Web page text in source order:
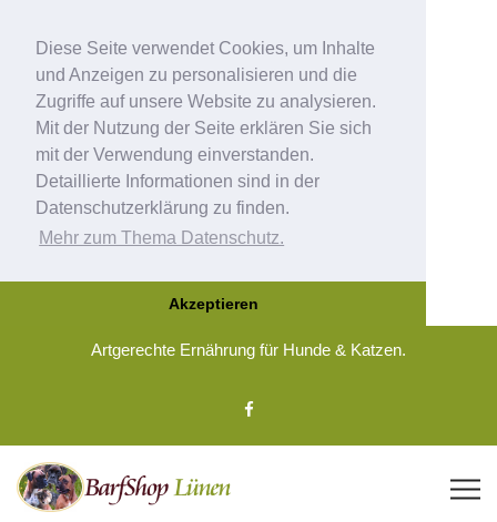
Diese Seite verwendet Cookies, um Inhalte
und Anzeigen zu personalisieren und die
Zugriffe auf unsere Website zu analysieren.
Mit der Nutzung der Seite erklären Sie sich
mit der Verwendung einverstanden.
Detaillierte Informationen sind in der
Datenschutzerklärung zu finden.
Mehr zum Thema Datenschutz.
Akzeptieren
Artgerechte Ernährung für Hunde & Katzen.